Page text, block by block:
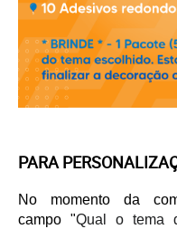
PARA
No momento da
campo "Qual o tema